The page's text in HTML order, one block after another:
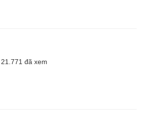
21.771 đã xem